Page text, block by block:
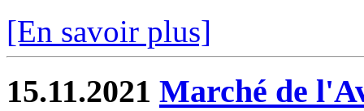
[En savoir plus]
15.11.2021 Marché de